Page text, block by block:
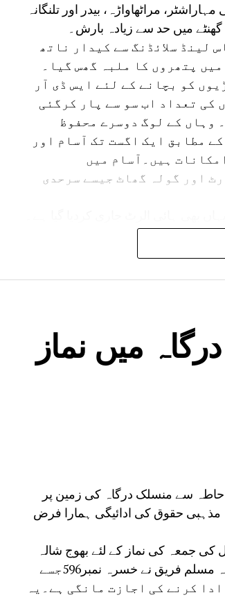
مہاراشٹر، مراٹھاواڑہ، بیدر اور تلنگانہ
لینڈ سلائڈنگ سے کیدار ناتھ
پتھروں کا ملبہ گھس گیا۔
کو بچانے کے لئے ایس ڈی آر
کی تعداد اب سو سے پار کرگئی
وہاں کے لوگ دوسرے محفوظ
مطابق ایک اگست تک آسام اور
ہیں۔آسام میں
اور گولہ گھاٹ جیسے سرحدی
مدھیہ پردیش میں بھی بارش کا الرٹ جاری کیا گیا ہے۔ وہاں کے 17 اضلع متاثر ہیں۔ یوپی ،
میں نماز
سے منسلک درگاہ کی زمین پر
حقوق کی ادائیگی ہمارا فرض
جمعہ کی نماز کے لئے بھوج شالہ
احاطہ کے بغل میں زمین فراہم کی جائے۔کورٹ نے واضح کیا کہ مسلم فریق نے خسرہ نمبر596جسے
کرنے کی اجازت مانگی ہے۔یہ